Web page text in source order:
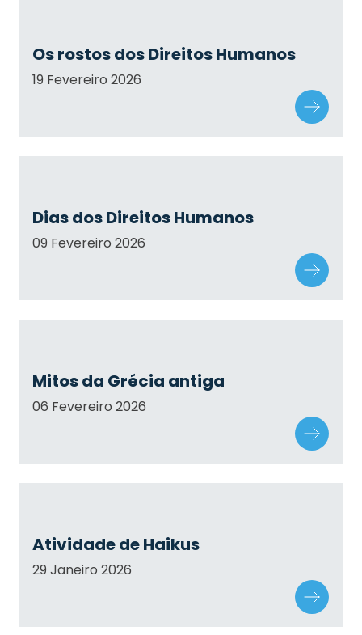
Os rostos dos Direitos Humanos
19 Fevereiro 2026
Dias dos Direitos Humanos
09 Fevereiro 2026
Mitos da Grécia antiga
06 Fevereiro 2026
Atividade de Haikus
29 Janeiro 2026